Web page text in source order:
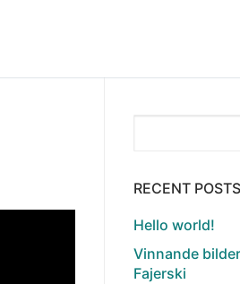
RECENT POSTS
Hello world!
Vinnande
Fajerski